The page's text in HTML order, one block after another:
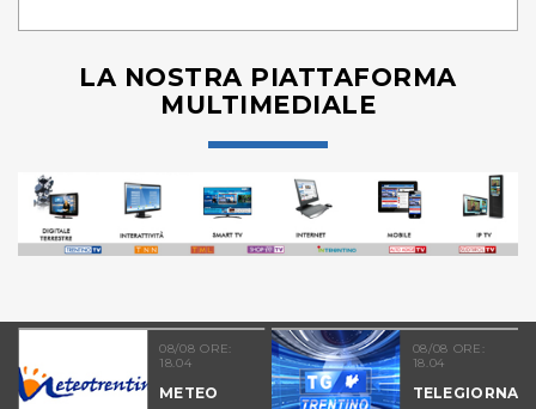
LA NOSTRA PIATTAFORMA
MULTIMEDIALE
08/08 ORE:
18.04
METEO
08/08 ORE:
18.04